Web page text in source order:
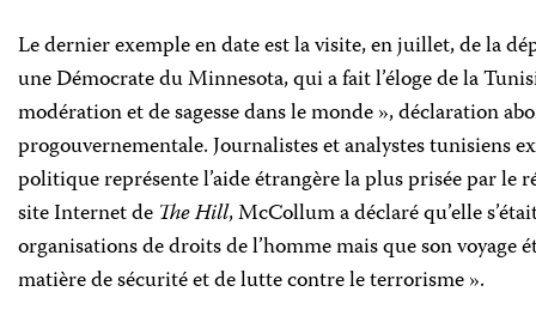
Le dernier exemple en date est la visite, en juillet, de la
une Démocrate du Minnesota, qui a fait l’éloge de la
modération et de sagesse dans le monde », déclaration
progouvernementale. Journalistes et analystes tunisiens
politique représente l’aide étrangère la plus prisée par le
site Internet de The Hill, McCollum a déclaré qu’elle
organisations de droits de l’homme mais que son voyage
matière de sécurité et de lutte contre le terrorisme ».